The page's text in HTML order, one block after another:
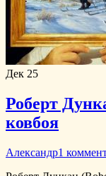
Дек 25
Роберт
ковбоя
Александр1